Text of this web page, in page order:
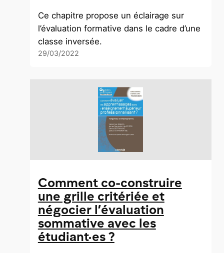
Ce chapitre propose un éclairage sur
l’évaluation formative dans le cadre d’une
classe inversée.
29/03/2022
Comment co-construire
une grille critériée et
négocier l’évaluation
sommative avec les
étudiant·es ?